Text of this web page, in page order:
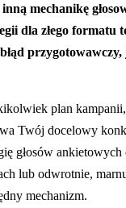
inną mechanikę
dla złego formatu
przygotowawczy,
plan
Twój docelowy
głosów
lub odwrotnie,
mechanizm.